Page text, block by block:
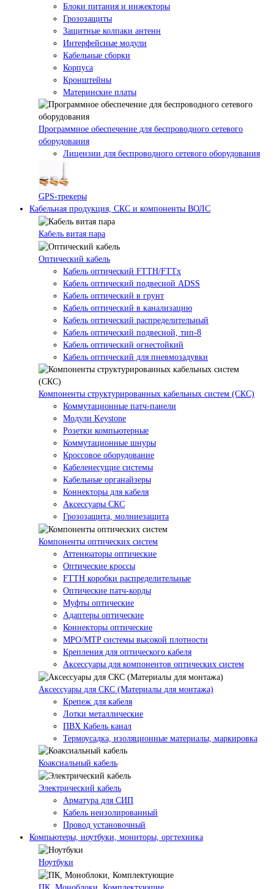
Блоки питания и инжекторы
Грозозащиты
Защитные колпаки антенн
Интерфейсные модули
Кабельные сборки
Корпуса
Кронштейны
Материнские платы
Программное обеспечение для беспроводного сетевого
оборудования
Лицензии для беспроводного сетевого оборудования
GPS-трекеры
Кабельная продукция, СКС и компоненты ВОЛС
Кабель витая пара
Оптический кабель
Кабель оптический FTTH/FTTx
Кабель оптический подвесной ADSS
Кабель оптический в грунт
Кабель оптический в канализацию
Кабель оптический распределительный
Кабель оптический подвесной, тип-8
Кабель оптический огнестойкий
Кабель оптический для пневмозадувки
Компоненты структурированных кабельных систем (СКС)
Коммутационные патч-панели
Модули Keystone
Розетки компьютерные
Коммутационные шнуры
Кроссовое оборудование
Кабеленесущие системы
Кабельные органайзеры
Коннекторы для кабеля
Аксессуары СКС
Грозозащита, молниезащита
Компоненты оптических систем
Аттенюаторы оптические
Оптические кроссы
FTTH коробки распределительные
Оптические патч-корды
Муфты оптические
Адаптеры оптические
Коннекторы оптические
MPO/MTP системы высокой плотности
Крепления для оптического кабеля
Аксессуары для компонентов оптических систем
Аксессуары для СКС (Материалы для монтажа)
Крепеж для кабеля
Лотки металлические
ПВХ Кабель канал
Термоусадка, изоляционные материалы, маркировка
Коаксиальный кабель
Электрический кабель
Арматура для СИП
Кабель неизолированный
Провод установочный
Компьютеры, ноутбуки, мониторы, оргтехника
Ноутбуки